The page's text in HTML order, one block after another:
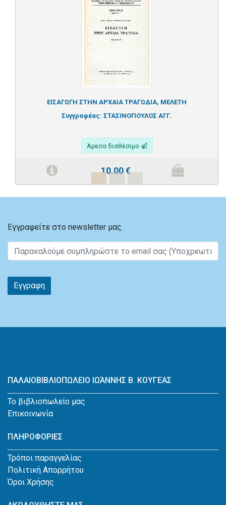
ΕΙΣΑΓΩΓΗ ΣΤΗΝ ΑΡΧΑΙΑ ΤΡΑΓΩΔΙΑ, ΜΕΛΕΤΗ
Συγγραφέας: ΣΤΑΣΙΝΟΠΟΥΛΟΣ ΑΓΓ.
Άμεσα διαθέσιμο
10.00€
Εγγραφείτε στο newsletter μας.
Εγγραφη
ΠΑΛΑΙΟΒΙΒΛΙΟΠΩΛΕΙΟ ΙΩΆΝΝΗΣ Β. ΚΟΥΓΕΑΣ
Το βιβλιοπωλείο μας
Επικοινωνία
ΠΛΗΡΟΦΟΡΙΕΣ
Τρόποι παραγγελίας
Πολιτική Απορρήτου
Όροι Χρήσης